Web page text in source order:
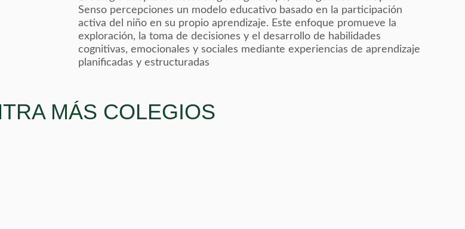
Senso percepciones un modelo educativo basado en la participación
activa del niño en su propio aprendizaje. Este enfoque promueve la
exploración, la toma de decisiones y el desarrollo de habilidades
cognitivas, emocionales y sociales mediante experiencias de aprendizaje
planificadas y estructuradas
MÁS COLEGIOS